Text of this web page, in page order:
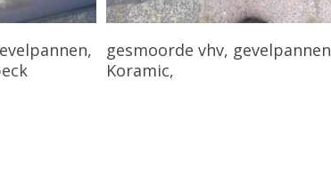
Bekijk Product
gesmoorde vhv, gevelpannen
Koramic,